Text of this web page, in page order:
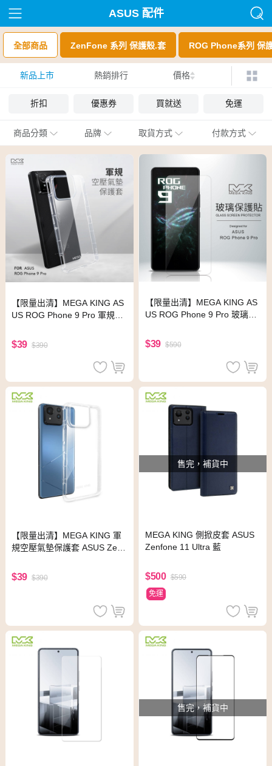
ASUS 配件
全部商品 ZenFone 系列 保護殼.套 ROG Phone系列 保
新品上市 熱銷排行 價格
折扣 優惠券 買就送 免運
商品分類 品牌 取貨方式 付款方式
【限量出清】MEGA KING AS
US ROG Phone 9 Pro 軍規空
$39 $390
【限量出清】MEGA KING AS
US ROG Phone 9 Pro 玻璃保
$39 $590
【限量出清】MEGA KING 軍
規空壓氣墊保護套 ASUS Zenf
$39 $390
售完，補貨中
MEGA KING 側掀皮套 ASUS
Zenfone 11 Ultra 藍
$500 $590
免運
售完，補貨中